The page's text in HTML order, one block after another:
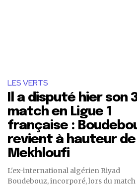
LES VERTS
Il a disputé hier son
match en Ligue 1
française :
revient à hauteur de
Mekhloufi
L'ex-international algérien Riyad
Boudebouz, incorporé, lors du match